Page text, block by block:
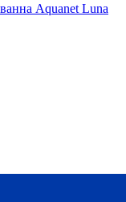
Aquanet Luna